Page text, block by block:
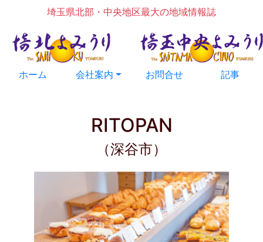
埼玉県北部・中央地区最大の地域情報誌
ホーム 会社案内 お問合せ 記事
RITOPAN
（深谷市）